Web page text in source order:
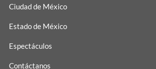
Ciudad de México
Estado de México
Espectáculos
Contáctanos